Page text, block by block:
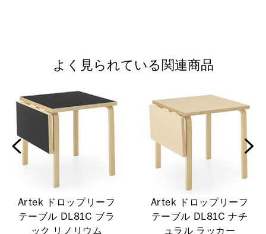
よく見られている関連商品
Artek ドロップリーフ
テーブル DL81C ブラ
ック リノリウム
Artek ドロップリーフ
テーブル DL81C ナチ
ュラル ラッカー